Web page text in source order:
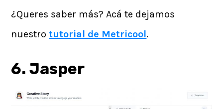
¿Queres saber más? Acá te dejamos
nuestrotutorial de Metricool.
6. Jasper